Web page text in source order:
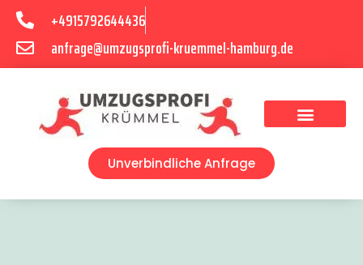
+4915792644436
anfrage@umzugsprofi-kruemmel-hamburg.de
Unverbindliche Anfrage